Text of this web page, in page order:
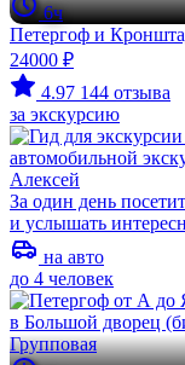
6ч
Петергоф и
24000 ₽
4.97 144 отзыва
за экскурсию
Алексей
За один день
и услышать
на авто
до 4 человек
Групповая